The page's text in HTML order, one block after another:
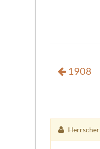
1908
Herrscher